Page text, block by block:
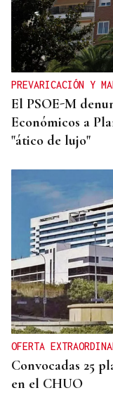
PREVARICACIÓN Y
El PSOE-M
Económicos a
"ático de lujo"
OFERTA
Convocadas 25
en el CHUO